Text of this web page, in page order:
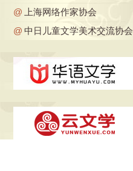
@
上海网络作家协会
@ 中日儿童文学美术交流协会